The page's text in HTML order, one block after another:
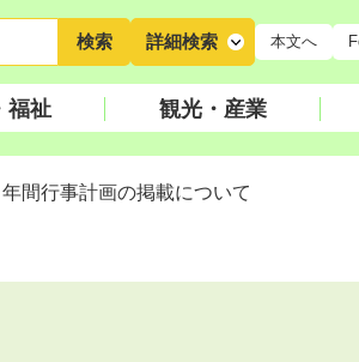
詳細検索 本文へ
福祉 観光・産業
間行事計画の掲載について